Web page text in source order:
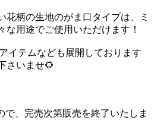
花柄の生地のがま口タイプは、ミ
な用途でご使用いただけます！
イテムなども展開しております
さいませ🌻
、完売次第販売を終了いたしま